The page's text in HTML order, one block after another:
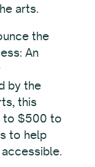
arts.
the
An
by the
this
to $500 to
to help